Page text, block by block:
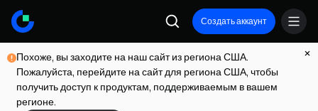
Создать аккаунт
Похоже, вы заходите на наш сайт из региона США.
Пожалуйста, перейдите на сайт для региона США, чтобы
получить доступ к продуктам, поддерживаемым в вашем
регионе.